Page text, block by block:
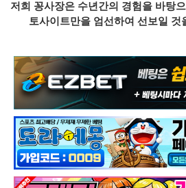
저희 꽁사장은 수년간의 경험을 바탕
토사이트만을 엄선하여 선보일 것